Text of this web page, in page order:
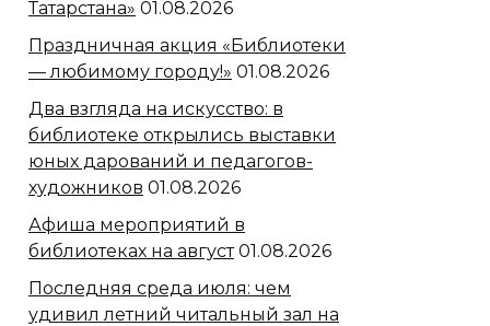
Татарстана» 01.08.2026
Праздничная акция «Библиотеки
— любимому городу!» 01.08.2026
Два взгляда на искусство: в
библиотеке открылись выставки
юных дарований и педагогов-
художников 01.08.2026
Афиша мероприятий в
библиотеках на август 01.08.2026
Последняя среда июля: чем
удивил летний читальный зал на